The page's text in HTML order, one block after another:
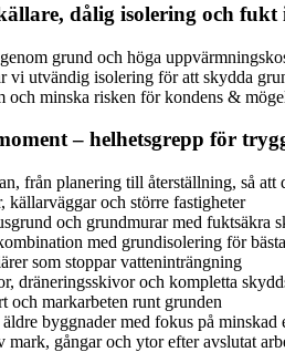
dålig isolering och fukt
grund och höga
vi utvändig isolering för att skydda
och minska risken för kondens &
– helhetsgrepp för
från planering till återställning, så att
och större fastigheter
och grundmurar med fuktsäkra
med grundisolering för
som stoppar vatteninträngning
dräneringsskivor och kompletta
och markarbeten runt grunden
byggnader med fokus på minskad
mark, gångar och ytor efter avslutat